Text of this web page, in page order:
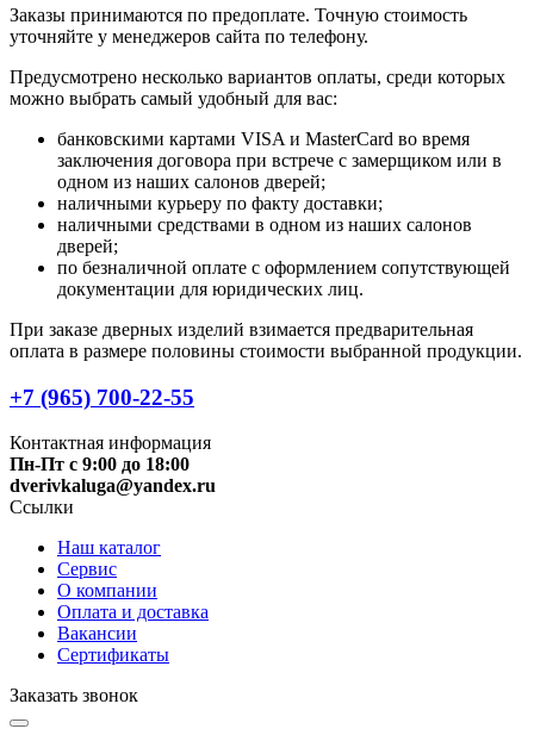
Заказы принимаются по предоплате. Точную стоимость
уточняйте у менеджеров сайта по телефону.
Предусмотрено несколько вариантов оплаты, среди которых
можно выбрать самый удобный для вас:
банковскими картами VISA и MasterCard во время
заключения договора при встрече с замерщиком или в
одном из наших салонов дверей;
наличными курьеру по факту доставки;
наличными средствами в одном из наших салонов
дверей;
по безналичной оплате с оформлением сопутствующей
документации для юридических лиц.
При заказе дверных изделий взимается предварительная
оплата в размере половины стоимости выбранной продукции.
+7 (965) 700-22-55
Контактная информация
Пн-Пт с 9:00 до 18:00
dverivkaluga@yandex.ru
Ссылки
Наш каталог
Сервис
О компании
Оплата и доставка
Вакансии
Сертификаты
Заказать звонок